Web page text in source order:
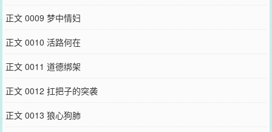
正文 0009 梦中情妇
正文 0010 活路何在
正文 0011 道德绑架
正文 0012 扛把子的突袭
正文 0013 狼心狗肺